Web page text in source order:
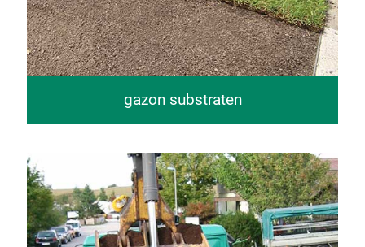
gazon substraten